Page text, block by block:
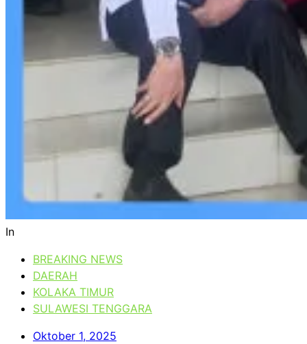
In
BREAKING NEWS
DAERAH
KOLAKA TIMUR
SULAWESI TENGGARA
Oktober 1, 2025